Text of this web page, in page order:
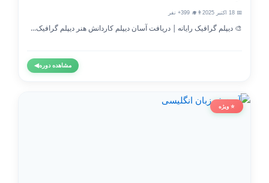
📅 18 اکتبر 2025 👨‍🎓 399+ نفر
🎨 دیپلم گرافیک رایانه | دریافت آسان دیپلم کاردانش هنر دیپلم گرافیک...
مشاهده دوره◀
⭐ ویژه